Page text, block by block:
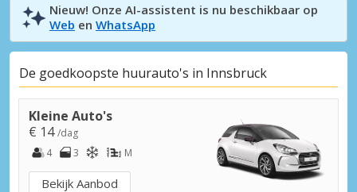
Nieuw! Onze AI-assistent is nu beschikbaar op
Web en WhatsApp
De goedkoopste huurauto's in Innsbruck
Kleine Auto's
€ 14/dag
4
3 M
Bekijk Aanbod